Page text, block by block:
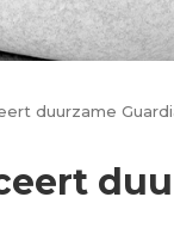
duurzame